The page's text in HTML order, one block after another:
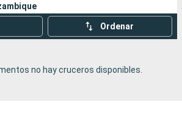
Buscar
Ordenar
no hay cruceros disponibles.